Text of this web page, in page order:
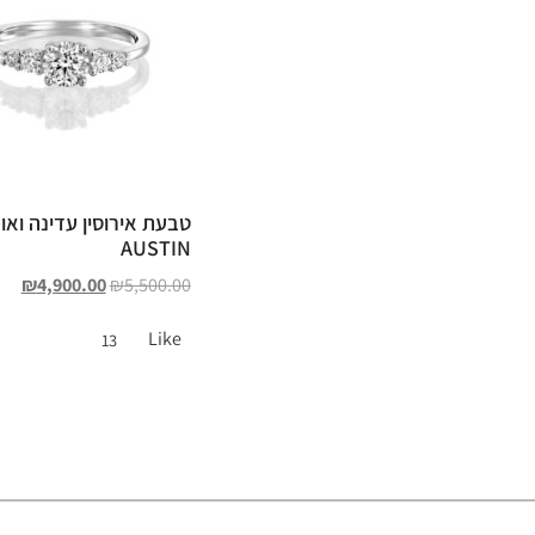
טבעת אירוסין עדינה
AUSTIN
₪5,500.00
₪4,900.00
Like
13